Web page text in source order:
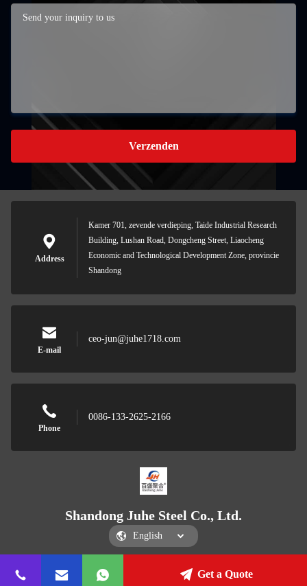
Verzenden
Address
Kamer 701, zevende verdieping, Taide Industrial Research
Building, Lushan Road, Dongcheng Street, Liaocheng
Economic and Technological Development Zone, provincie
Shandong
E-mail
ceo-jun@juhe1718.com
Phone
0086-133-2625-2166
Shandong Juhe Steel Co., Ltd.
Shandong Juhe Steel Co., Ltd.Get a Quote